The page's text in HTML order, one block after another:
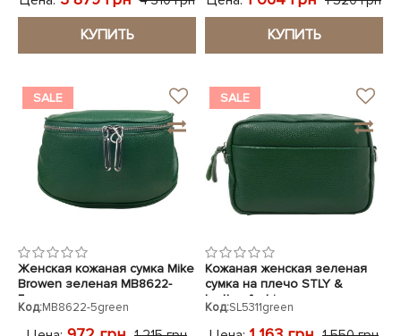
КУПИТЬ КУПИТЬ
SALE
Женская кожаная сумка Mike
Browen зеленая MB8622-
5green
Код:MB8622-5green
SALE
Кожаная женская зеленая
сумка на плечо STLY &
leather fashion
Код:SL5311green